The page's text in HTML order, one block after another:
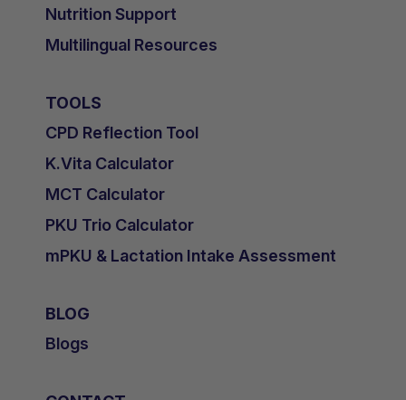
Nutrition Support
Multilingual Resources
TOOLS
CPD Reflection Tool
K.Vita Calculator
MCT Calculator
PKU Trio Calculator
mPKU & Lactation Intake Assessment
BLOG
Blogs